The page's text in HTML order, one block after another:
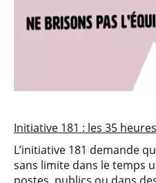
Initiative 181 : les 35
L’initiative 181 demande
sans limite dans le temps